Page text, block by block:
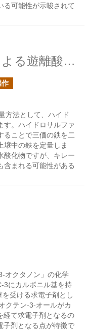
可能性が示唆されて
ハイドロサルファイトによる遊離酸化鉄の定量
作
方法として、ハイド
す。ハイドロサルファ
ることで三価の鉄を二
壌中の鉄を定量しま
酸化物ですが、キレー
含まれる可能性がある
オクタノン」の化学
3にカルボニル基を持
受ける求電子剤とし
クテン-3-オールがカ
経て求電子剤となるの
子剤となる点が特徴で